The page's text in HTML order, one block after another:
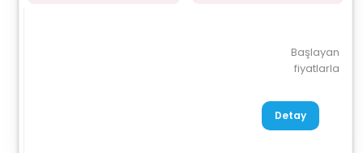
Başlayan
fiyatlarla
Detay